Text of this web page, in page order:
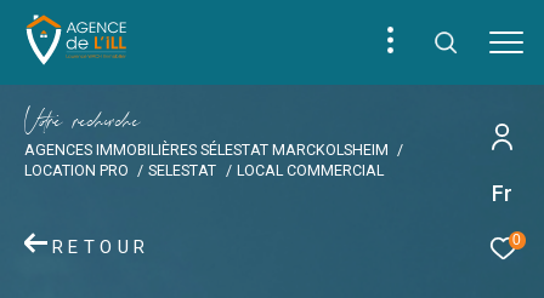
Fr
0
Vore recece
AGENCES IMMOBILIÈRES SÉLESTAT MARCKOLSHEIM
LOCATION PRO
SELESTAT LOCAL COMMERCIAL
RETOUR